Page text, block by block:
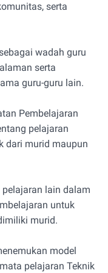
serta
wadah guru
serta
guru-guru lain.
Pembelajaran
pelajaran
dari murid maupun
lain dalam
untuk
murid.
model
pelajaran Teknik